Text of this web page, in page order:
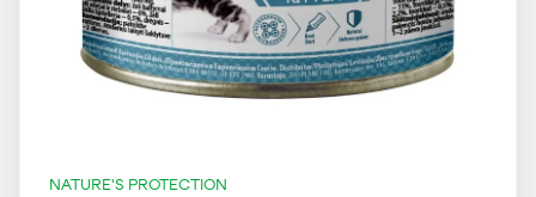
NATURE'S PROTECTION